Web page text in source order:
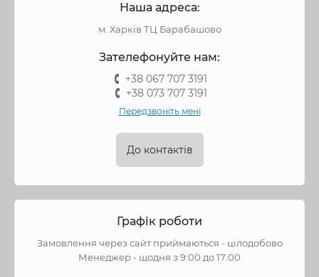
Наша адреса:
м. Харків ТЦ Барабашово
Зателефонуйте нам:
+38 067 707 3191
+38 073 707 3191
Передзвоніть мені
До контактів
Графік роботи
Замовлення через сайт приймаються - цілодобово
Менеджер - щодня з 9:00 до 17:00